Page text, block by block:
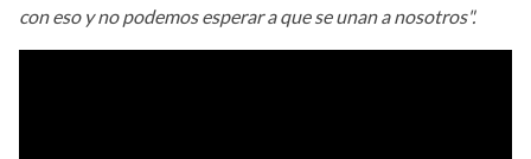
con eso y no podemos esperar a que se unan a nosotros".